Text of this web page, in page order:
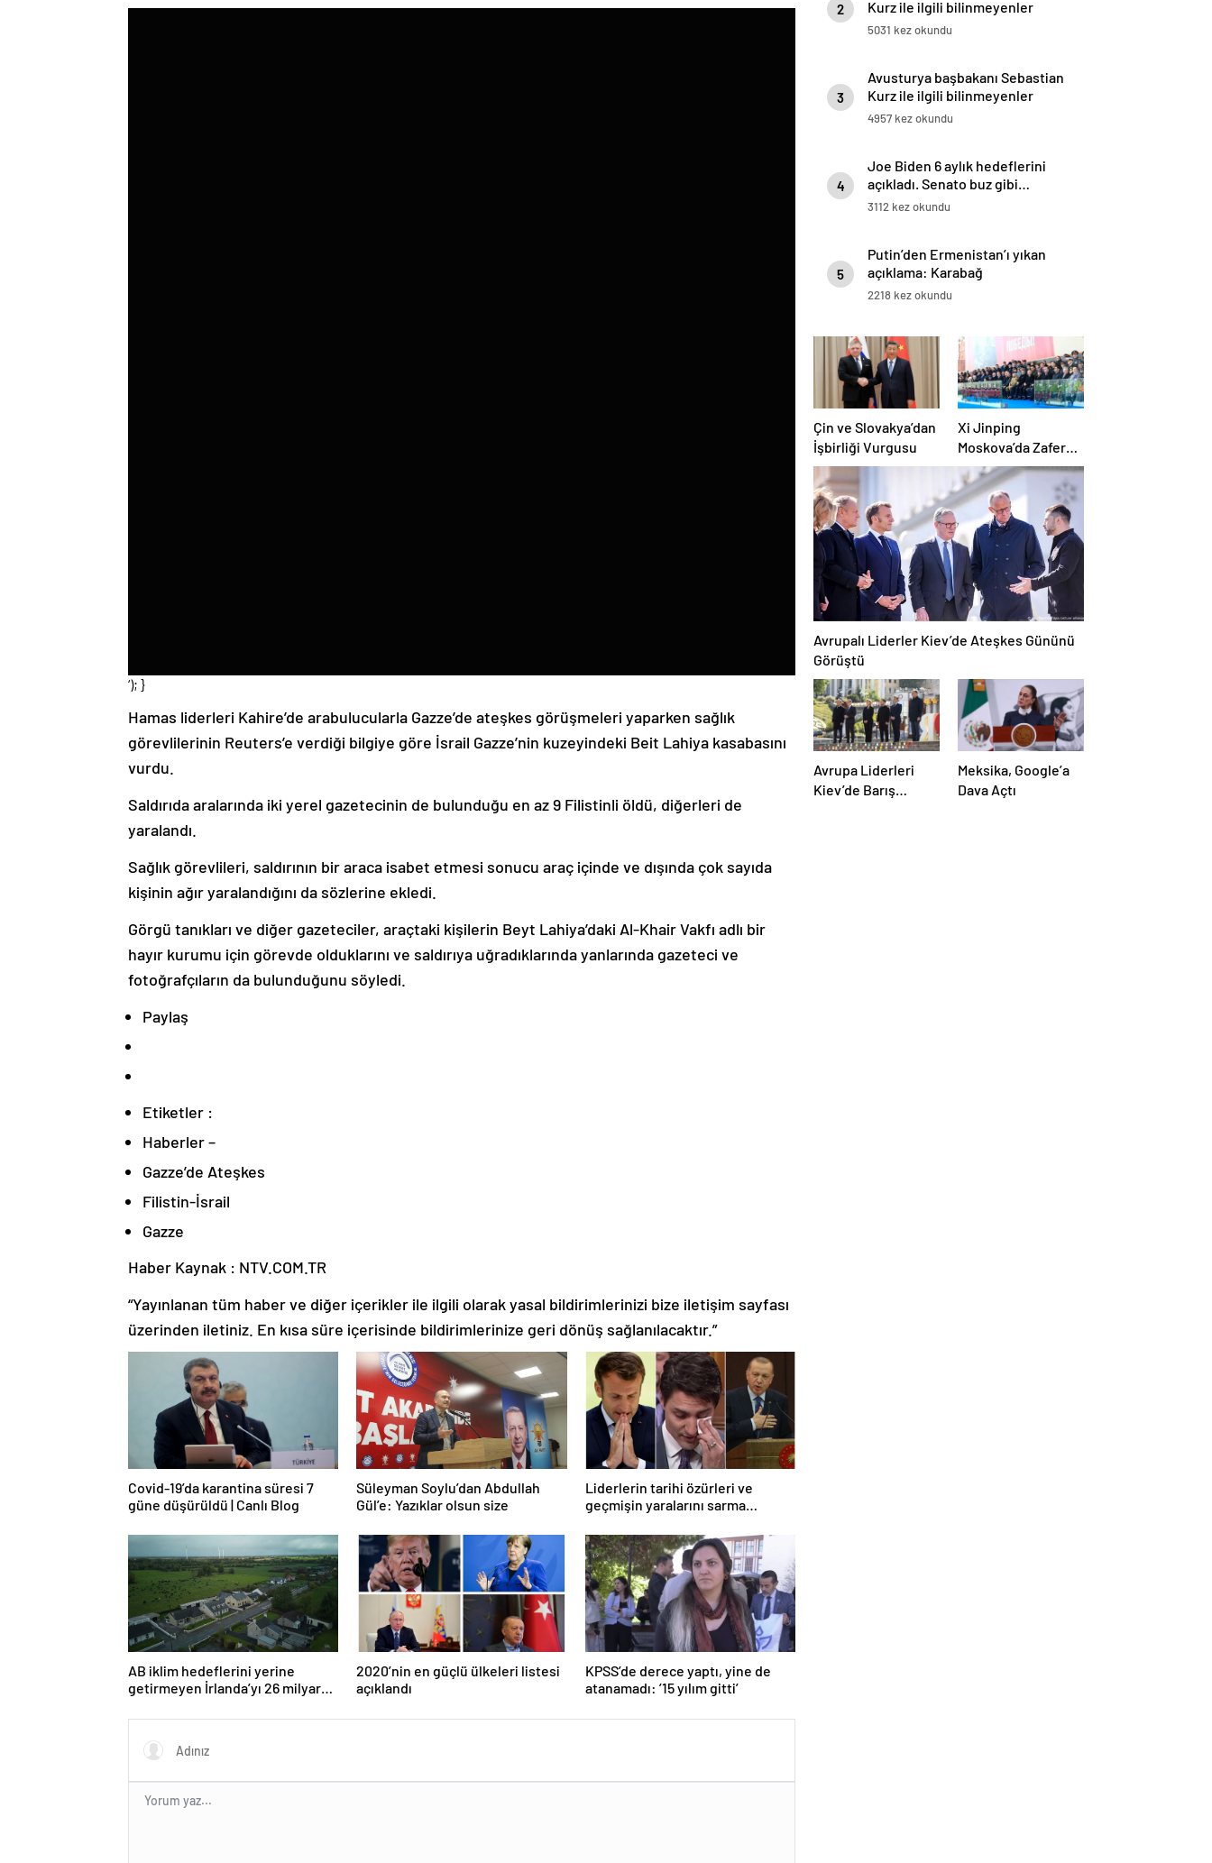
‘); }
Hamas liderleri Kahire’de arabulucularla Gazze’de ateşkes görüşmeleri yaparken sağlık
görevlilerinin Reuters’e verdiği bilgiye göre İsrail Gazze’nin kuzeyindeki Beit Lahiya kasabasını
vurdu.
Saldırıda aralarında iki yerel gazetecinin de bulunduğu en az 9 Filistinli öldü, diğerleri de
yaralandı.
Sağlık görevlileri, saldırının bir araca isabet etmesi sonucu araç içinde ve dışında çok sayıda
kişinin ağır yaralandığını da sözlerine ekledi.
Görgü tanıkları ve diğer gazeteciler, araçtaki kişilerin Beyt Lahiya’daki Al-Khair Vakfı adlı bir
hayır kurumu için görevde olduklarını ve saldırıya uğradıklarında yanlarında gazeteci ve
fotoğrafçıların da bulunduğunu söyledi.
Paylaş
Etiketler :
Haberler –
Gazze’de Ateşkes
Filistin-İsrail
Gazze
Haber Kaynak : NTV.COM.TR
“Yayınlanan tüm haber ve diğer içerikler ile ilgili olarak yasal bildirimlerinizi bize iletişim sayfası
üzerinden iletiniz. En kısa süre içerisinde bildirimlerinize geri dönüş sağlanılacaktır.”
Covid-19’da karantina süresi 7
güne düşürüldü | Canlı Blog
Süleyman Soylu’dan Abdullah
Gül’e: Yazıklar olsun size
Liderlerin tarihi özürleri ve
geçmişin yaralarını sarma
AB iklim hedeflerini yerine
getirmeyen İrlanda’yı 26 milyar
2020’nin en güçlü ülkeleri listesi
açıklandı
KPSS’de derece yaptı, yine de
atanamadı: ’15 yılım gitti’
2
Kurz ile ilgili bilinmeyenler
5031 kez okundu
3
Avusturya başbakanı Sebastian
Kurz ile ilgili bilinmeyenler
4957 kez okundu
4
Joe Biden 6 aylık hedeflerini
açıkladı. Senato buz gibi…
3112 kez okundu
5
Putin’den Ermenistan’ı yıkan
açıklama: Karabağ
Azerbaycan’ın ayrılmaz bir
2218 kez okundu
Çin ve Slovakya’dan
İşbirliği Vurgusu
Xi Jinping
Moskova’da Zafer
Kutlamalarına
Katıldı
Avrupalı Liderler Kiev’de Ateşkes Gününü
Görüştü
Avrupa Liderleri
Kiev’de Barış
Meksika, Google’a
Dava Açtı